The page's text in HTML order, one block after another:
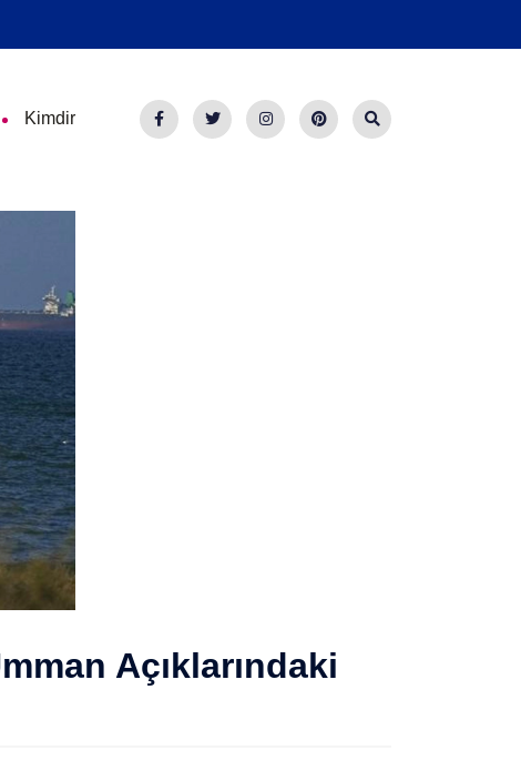
Kimdir
Açıklarındaki